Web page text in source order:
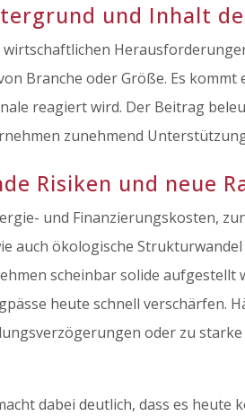
und Inhalt
wirtschaftlichen
Branche oder Größe. Es
reagiert wird. Der Beitrag
zunehmend
Risiken und neue
und Finanzierungskosten,
auch ökologische
scheinbar solide aufgestellt
heute schnell verschärfen.
oder zu
dabei deutlich, dass es heute